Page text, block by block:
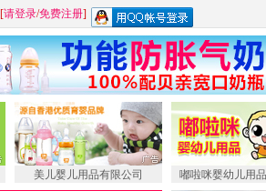
[请登录/免费注册]
美儿婴儿用品有限公司 嘟啦咪婴幼儿用